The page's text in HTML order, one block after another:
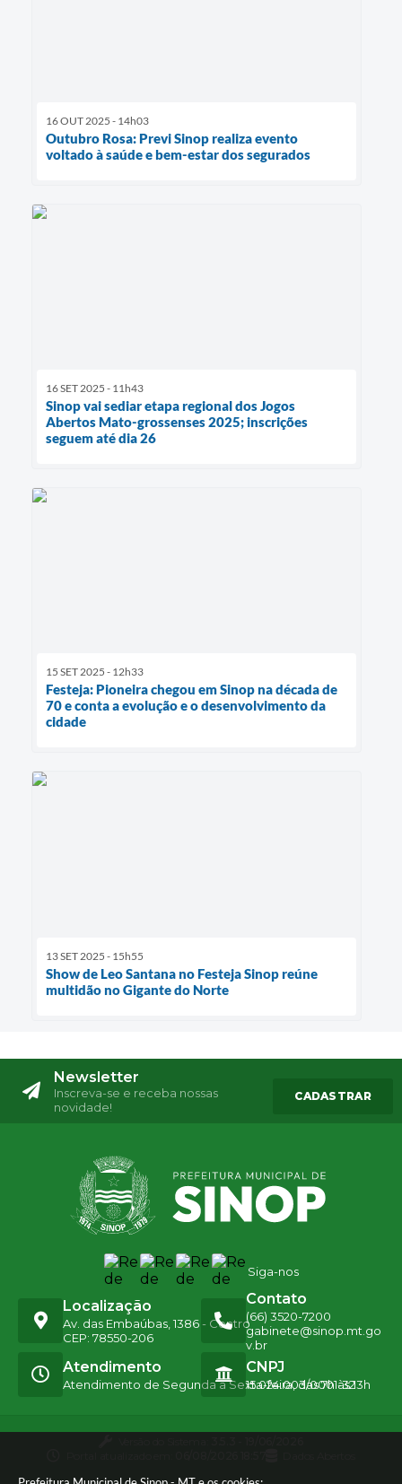
16 OUT 2025 - 14h03
Outubro Rosa: Previ Sinop realiza evento
voltado à saúde e bem-estar dos segurados
16 SET 2025 - 11h43
Sinop vai sediar etapa regional dos Jogos
Abertos Mato-grossenses 2025; inscrições
seguem até dia 26
15 SET 2025 - 12h33
Festeja: Pioneira chegou em Sinop na década de
70 e conta a evolução e o desenvolvimento da
cidade
13 SET 2025 - 15h55
Show de Leo Santana no Festeja Sinop reúne
multidão no Gigante do Norte
Newsletter
Inscreva-se e receba nossas
novidade!
CADASTRAR
Siga-nos
Localização
Av. das Embaúbas, 1386 - Centro
CEP: 78550-206
Contato
(66) 3520-7200
gabinete@sinop.mt.go
v.br
Atendimento
Atendimento de Segunda a Sexta-feira, das 7h às 13h
CNPJ
15.024.003/0001-32